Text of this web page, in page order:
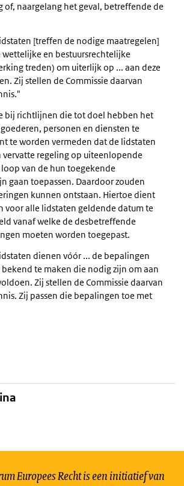
naargelang het geval, betreffende de
[treffen de nodige maatregelen]
en bestuursrechtelijke
treden) om uiterlijk op ... aan deze
Zij stellen de Commissie daarvan
bij richtlijnen die tot doel hebben het
personen en diensten te
te worden vermeden dat de lidstaten
regeling op uiteenlopende
van de hun toegekende
gaan toepassen. Daardoor zouden
kunnen ontstaan. Hiertoe dient
voor alle lidstaten geldende datum te
vanaf welke de desbetreffende
moeten worden toegepast.
dienen vóór ... de bepalingen
bekend te maken die nodig zijn om aan
Zij stellen de Commissie daarvan
Zij passen die bepalingen toe met
Europees Recht is een initiatief van